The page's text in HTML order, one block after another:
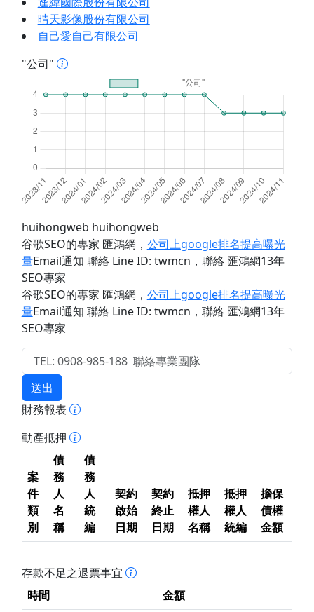
晴天影像股份有限公司
自己愛自己有限公司
"公司"
huihongweb huihongweb
谷歌SEO的專家 匯鴻網 ， 公司上google排名提高曝光
量Email通知 聯絡 Line ID: twmcn ，聯絡 匯鴻網13年
SEO專家
谷歌SEO的專家 匯鴻網 ， 公司上google排名提高曝光
量Email通知 聯絡 Line ID: twmcn ，聯絡 匯鴻網13年
SEO專家
送出
財務報表
動產抵押
案
件
類
別
債
務
人
名
稱
債
務
人
統
編
契約
啟始
日期
契約
終止
日期
抵押
權人
名稱
抵押
權人
統編
擔保
債權
金額
存款不足之退票事宜
時間
金額